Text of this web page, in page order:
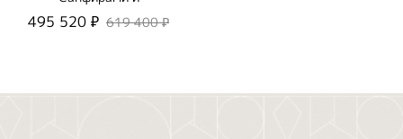
Бриллиантами,
Brs0294-0/1
495 520 ₽ 619 400 ₽